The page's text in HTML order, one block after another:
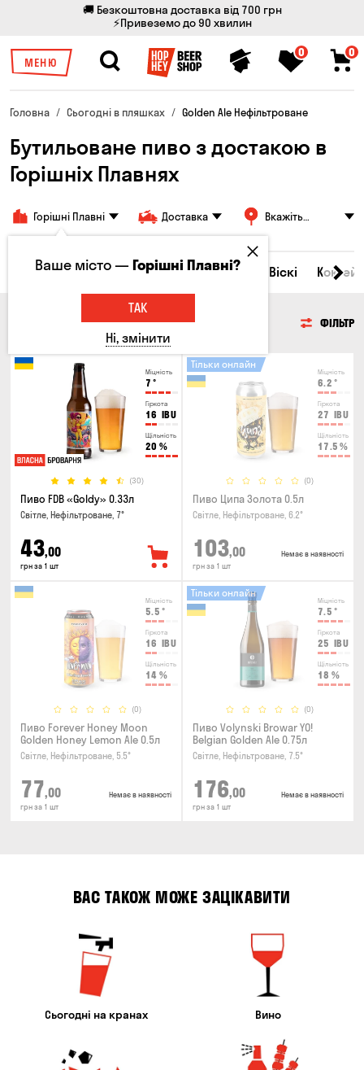
🚚 Безкоштовна доставка від 700 грн
⚡Привеземо до 90 хвилин
МЕНЮ
0 0
Головна Сьогодні в пляшках Golden Ale Нефільтроване
Бутильоване пиво з достакою в
Горішніх Плавнях
Горішні Плавні Доставка
Вкажіть
Всі товари Пиво Сидр Вино Віскі
ФІЛЬТР
Міцність
7 °
Гіркота
16 IBU
Щільність
20 %
(30)
Пиво FDB «Goldy» 0.33л
Світле, Нефільтроване, 7°
43,00
грн за 1 шт
Міцність
6.2 °
Гіркота
27 IBU
Щільність
17.5 %
(0)
Тільки онлайн
Пиво Ципа Золота 0.5л
Світле, Нефільтроване, 6.2°
103,00
грн за 1 шт
Немає в наявності
Міцність
5.5 °
Гіркота
16 IBU
Щільність
14 %
(0)
Пиво Forever Honey Moon
Golden Honey Lemon Ale 0.5л
Світле, Нефільтроване, 5.5°
77,00
грн за 1 шт
Немає в наявності
Міцність
7.5 °
Гіркота
25 IBU
Щільність
18 %
(0)
Тільки онлайн
Пиво Volynski Browar YO!
Belgian Golden Ale 0.75л
Світле, Нефільтроване, 7.5°
176,00
грн за 1 шт
Немає в наявності
ВАС ТАКОЖ МОЖЕ ЗАЦІКАВИТИ
Сьогодні на кранах Вино
Ваше місто —Горішні Плавні?
ТАК
Ні, змінити